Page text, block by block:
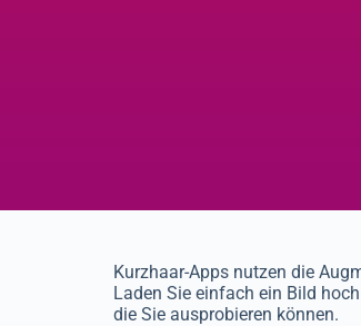
Kurzhaar-Apps nutzen die
Laden Sie einfach ein Bild
die Sie ausprobieren können.